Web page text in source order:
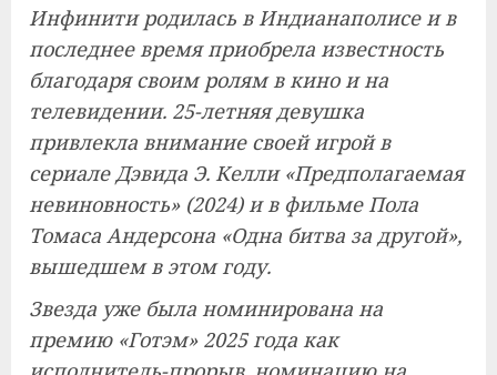
Инфинити родилась в Индианаполисе и в
последнее время приобрела известность
благодаря своим ролям в кино и на
телевидении. 25-летняя девушка
привлекла внимание своей игрой в
сериале Дэвида Э. Келли «Предполагаемая
невиновность» (2024) и в фильме Пола
Томаса Андерсона «Одна битва за другой»,
вышедшем в этом году.
Звезда уже была номинирована на
премию «Готэм» 2025 года как